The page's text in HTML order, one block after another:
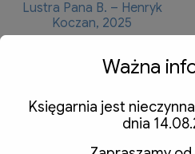
Lustra Pana B. – Henryk
Koczan, 2025
Ważna
Księgarnia jest
dnia